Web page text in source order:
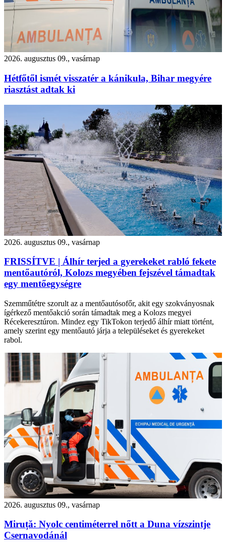
2026. augusztus 09., vasárnap
Hétfőtől ismét visszatér a kánikula, Bihar megyére
riasztást adtak ki
2026. augusztus 09., vasárnap
FRISSÍTVE | Álhír terjed a gyerekeket rabló fekete
mentőautóról, Kolozs megyében fejszével támadtak
egy mentőegységre
Szemműtétre szorult az a mentőautósofőr, akit egy szokványosnak
ígérkező mentőakció során támadtak meg a Kolozs megyei
Récekeresztúron. Mindez egy TikTokon terjedő álhír miatt történt,
amely szerint egy mentőautó járja a településeket és gyerekeket
rabol.
2026. augusztus 09., vasárnap
Miruță: Nyolc centiméterrel nőtt a Duna vízszintje
Csernavodánál